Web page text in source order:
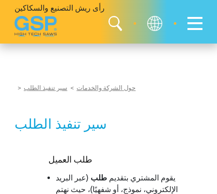
رأى ريش التصنيع والسكاكين
حول الشركة والخدمات سير تنفيذ الطلب
سير تنفيذ الطلب
طلب العميل
يقوم المشتري بتقديمطلب (عبر البريد
الإلكتروني، نموذج، أو شفهيًا)، حيث نهتم